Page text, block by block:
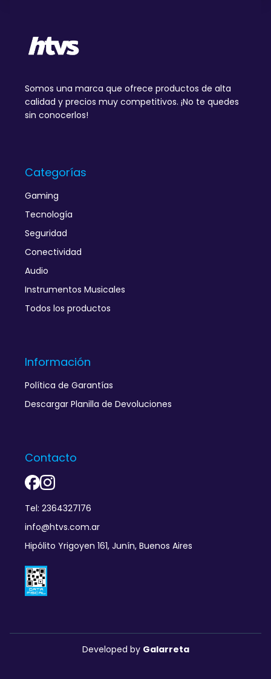
Somos una marca que ofrece productos de alta
calidad y precios muy competitivos. ¡No te quedes
sin conocerlos!
Categorías
Gaming
Tecnología
Seguridad
Conectividad
Audio
Instrumentos Musicales
Todos los productos
Información
Política de Garantías
Descargar Planilla de Devoluciones
Contacto
Tel: 2364327176
info@htvs.com.ar
Hipólito Yrigoyen 161, Junín, Buenos Aires
Developed by Galarreta